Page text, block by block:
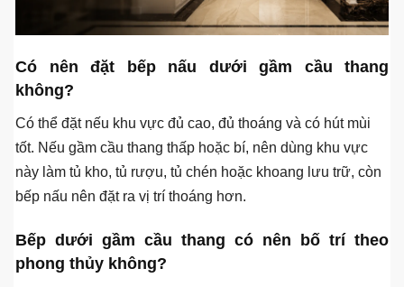
hở, ánh sáng, hút mùi và nghiệm thu sau lắp.
Câu hỏi thường gặp về bếp dưới gầm
cầu thang